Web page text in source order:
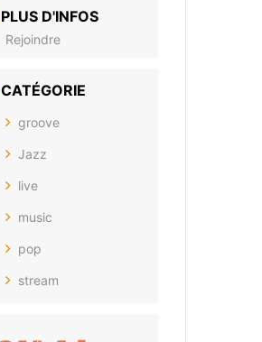
PLUS D'INFOS
Rejoindre
CATÉGORIE
groove
Jazz
live
music
pop
stream